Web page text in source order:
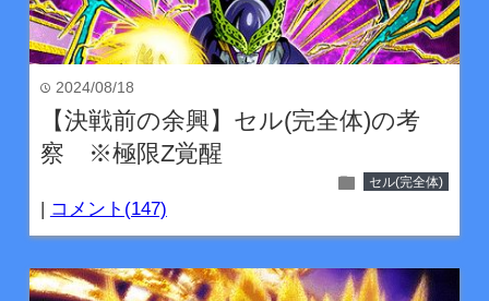
time 2024/08/18
【決戦前の余興】セル(完全体)の考
察 ※極限Z覚醒
folder セル(完全体)
| コメント(147)